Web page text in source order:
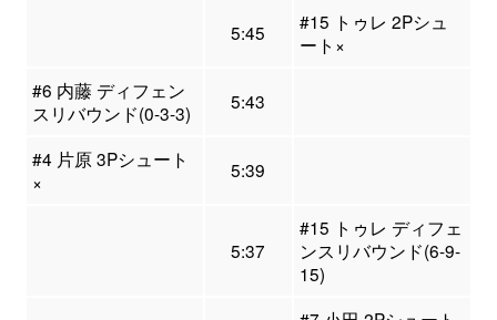
5:45
#15 トゥレ 2Pシュ
ート×
#6 内藤 ディフェン
スリバウンド(0-3-3)
5:43
#4 片原 3Pシュート
×
5:39
5:37
#15 トゥレ ディフェ
ンスリバウンド(6-9-
15)